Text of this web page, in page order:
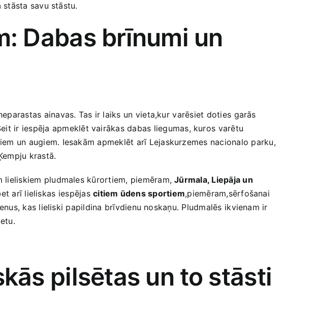
savu stāstu.
Dabas brīnumi⁤ un
ainavas. Tas ir laiks un⁣ vieta,kur ⁢varēsiet doties⁣ garās
ir iespēja apmeklēt vairākas dabas liegumas, kuros⁣ varētu
un augiem. Iesakām apmeklēt ‌arī Lejaskurzemes nacionalo parku,
krastā.
lieliskiem pludmales kūrortiem, piemēram,Jūrmala, Liepāja un
arī lieliskas ⁢iespējascitiem ūdens sportiem,piemēram,sērfošanai
kas lieliski papildina brīvdienu noskaņu. Pludmalēs ⁢ikvienam ir
‌pilsētas un ⁢to stāsti